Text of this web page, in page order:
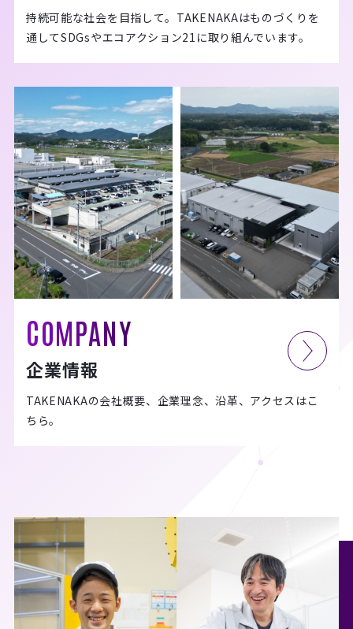
持続可能な社会を目指して。TAKENAKAはものづくりを
通してSDGsやエコアクション21に取り組んでいます。
COMPANY
企業情報
TAKENAKAの会社概要、企業理念、沿革、アクセスはこ
ちら。